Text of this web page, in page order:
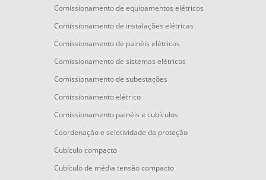
Comissionamento de equipamentos elétricos
Comissionamento de instalações elétricas
Comissionamento de painéis elétricos
Comissionamento de sistemas elétricos
Comissionamento de subestações
Comissionamento elétrico
Comissionamento painéis e cubículos
Coordenação e seletividade da proteção
Cubículo compacto
Cubículo de média tensão compacto